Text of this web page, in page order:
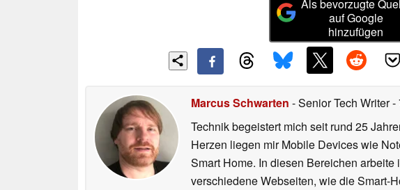
Als bevorzugte
auf Google
hinzufügen
Marcus Schwarten - Senior Tech Writer-
Technik begeistert mich seit rund 25
Herzen liegen mir Mobile Devices wie
Smart Home. In diesen Bereichen
verschiedene Webseiten, wie die Smart-